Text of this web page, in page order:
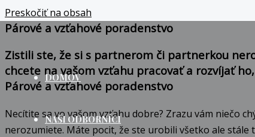
Preskočiť na obsah
DOMOV
NAŠI ODBORNÍCI
Párové a vzťahové poradenstvo
Zistili ste, že si s partnerom či partnerkou
chcete na vašom vzťahu pracovať a rozvíjať
Párové a vzťahové poradenstvo
Necítite sa vo vašom vzťahu dobre? Zrazu vám niečo
nerozumiete. Máte pocit, že ste urobili všetko ale stále